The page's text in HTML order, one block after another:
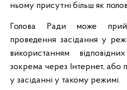
ньому присутні більш як
Голова Ради може
проведення засідання у
використанням
зокрема через Інтернет, або
у засіданні у такому режимі.